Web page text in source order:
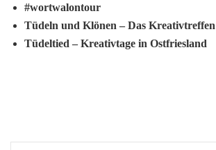
#wortwalontour
Tüdeln und Klönen – Das
Tüdeltied – Kreativtage in Ostfriesland